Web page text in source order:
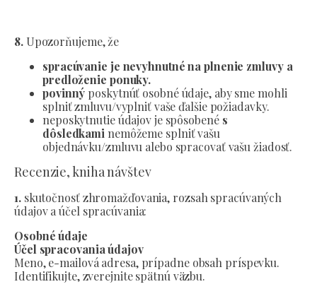
8.Upozorňujeme, že
spracúvanie je nevyhnutné na plnenie zmluvy a
predloženie ponuky.
povinný poskytnúť osobné údaje, aby sme mohli
splniť zmluvu/vyplniť vaše ďalšie požiadavky.
neposkytnutie údajov je spôsobené s
dôsledkami nemôžeme splniť vašu
objednávku/zmluvu alebo spracovať vašu žiadosť.
Recenzie, kniha návštev
1.skutočnosť zhromažďovania, rozsah spracúvaných
údajov a účel spracúvania:
Osobné údaje
Účel spracovania údajov
Meno, e-mailová adresa, prípadne obsah príspevku.
Identifikujte, zverejnite spätnú väzbu.